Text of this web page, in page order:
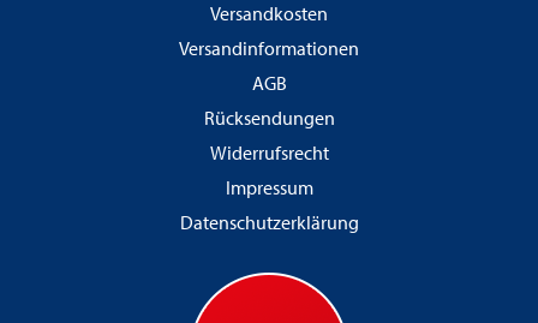
Versandkosten
Versandinformationen
AGB
Rücksendungen
Widerrufsrecht
Impressum
Datenschutzerklärung